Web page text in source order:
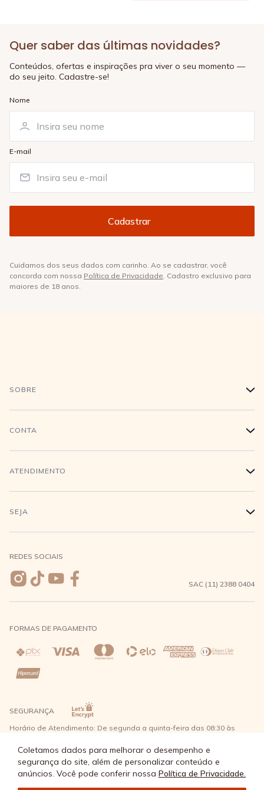
Coletamos dados para melhorar o desempenho e
segurança do site, além de personalizar conteúdo e
anúncios. Você pode conferir nossa Política de Privacidade.
Quer saber das últimas novidades?
Conteúdos, ofertas e inspirações pra viver o seu momento —
do seu jeito. Cadastre-se!
Nome
E-mail
Cuidamos dos seus dados com carinho. Ao se cadastrar, você
concorda com nossa Política de Privacidade. Cadastro exclusivo para
maiores de 18 anos.
SOBRE +
História
Conecte-se
CONTA +
Login
Meus pedidos
Wishlist
ATENDIMENTO +
Compra Segura
Entrega e Frete
Trocas e Devoluções
Direito de Arrependimento
Política de Privacidade
SEJA +
REDES SOCIAIS
SAC (11) 2388 0404
FORMAS DE PAGAMENTO
SEGURANÇA
Horário de Atendimento: De segunda a quinta-feira das 08:30 às
nível 2 - Bairro Capuava Mauá - São Paulo, CEP: 09380-115 - Água
Doce Comércio de Roupas e Acessórios Ltda - CNPJ: 57.484.768/0064-
© Água Doce 2026 - Todos os direitos reservados